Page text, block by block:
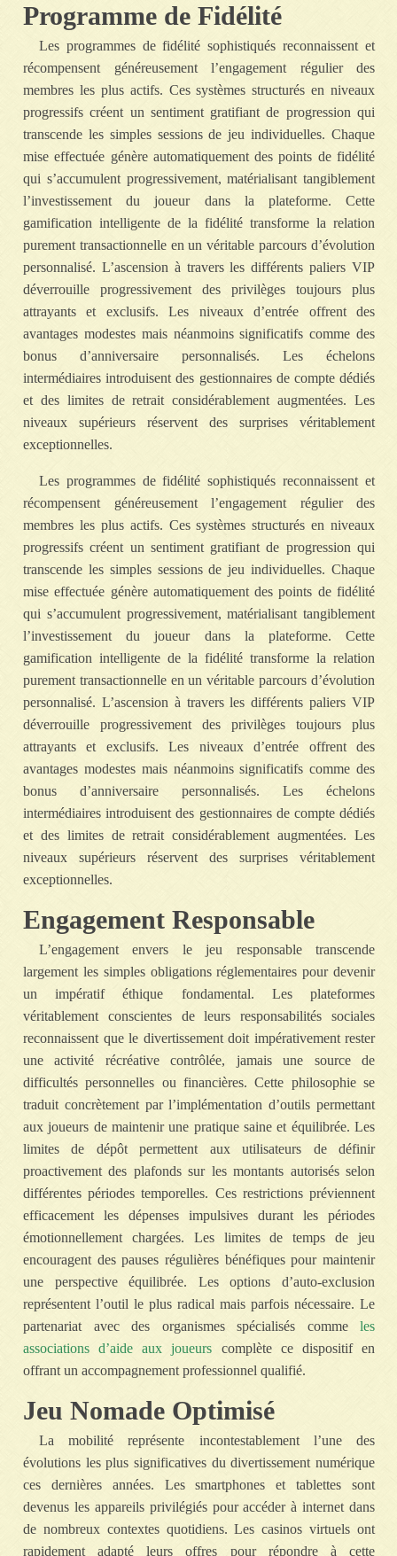
Programme de Fidélité
Les programmes de fidélité sophistiqués reconnaissent et
récompensent généreusement l’engagement régulier des
membres les plus actifs. Ces systèmes structurés en niveaux
progressifs créent un sentiment gratifiant de progression qui
transcende les simples sessions de jeu individuelles. Chaque
mise effectuée génère automatiquement des points de fidélité
qui s’accumulent progressivement, matérialisant tangiblement
l’investissement du joueur dans la plateforme. Cette
gamification intelligente de la fidélité transforme la relation
purement transactionnelle en un véritable parcours d’évolution
personnalisé. L’ascension à travers les différents paliers VIP
déverrouille progressivement des privilèges toujours plus
attrayants et exclusifs. Les niveaux d’entrée offrent des
avantages modestes mais néanmoins significatifs comme des
bonus d’anniversaire personnalisés. Les échelons
intermédiaires introduisent des gestionnaires de compte dédiés
et des limites de retrait considérablement augmentées. Les
niveaux supérieurs réservent des surprises véritablement
exceptionnelles.
Les programmes de fidélité sophistiqués reconnaissent et
récompensent généreusement l’engagement régulier des
membres les plus actifs. Ces systèmes structurés en niveaux
progressifs créent un sentiment gratifiant de progression qui
transcende les simples sessions de jeu individuelles. Chaque
mise effectuée génère automatiquement des points de fidélité
qui s’accumulent progressivement, matérialisant tangiblement
l’investissement du joueur dans la plateforme. Cette
gamification intelligente de la fidélité transforme la relation
purement transactionnelle en un véritable parcours d’évolution
personnalisé. L’ascension à travers les différents paliers VIP
déverrouille progressivement des privilèges toujours plus
attrayants et exclusifs. Les niveaux d’entrée offrent des
avantages modestes mais néanmoins significatifs comme des
bonus d’anniversaire personnalisés. Les échelons
intermédiaires introduisent des gestionnaires de compte dédiés
et des limites de retrait considérablement augmentées. Les
niveaux supérieurs réservent des surprises véritablement
exceptionnelles.
Engagement Responsable
L’engagement envers le jeu responsable transcende
largement les simples obligations réglementaires pour devenir
un impératif éthique fondamental. Les plateformes
véritablement conscientes de leurs responsabilités sociales
reconnaissent que le divertissement doit impérativement rester
une activité récréative contrôlée, jamais une source de
difficultés personnelles ou financières. Cette philosophie se
traduit concrètement par l’implémentation d’outils permettant
aux joueurs de maintenir une pratique saine et équilibrée. Les
limites de dépôt permettent aux utilisateurs de définir
proactivement des plafonds sur les montants autorisés selon
différentes périodes temporelles. Ces restrictions préviennent
efficacement les dépenses impulsives durant les périodes
émotionnellement chargées. Les limites de temps de jeu
encouragent des pauses régulières bénéfiques pour maintenir
une perspective équilibrée. Les options d’auto-exclusion
représentent l’outil le plus radical mais parfois nécessaire. Le
partenariat avec des organismes spécialisés comme les
associations d’aide aux joueurs complète ce dispositif en
offrant un accompagnement professionnel qualifié.
Jeu Nomade Optimisé
La mobilité représente incontestablement l’une des
évolutions les plus significatives du divertissement numérique
ces dernières années. Les smartphones et tablettes sont
devenus les appareils privilégiés pour accéder à internet dans
de nombreux contextes quotidiens. Les casinos virtuels ont
rapidement adapté leurs offres pour répondre à cette